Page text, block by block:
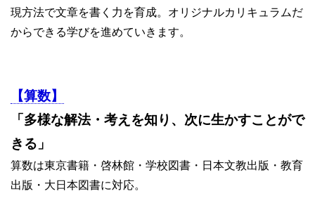
現方法で文章を書く力を育成。オリジナルカリキュラムだ
からできる学びを進めていきます。
【算数】
「多様な解法・考えを知り、次に生かすことがで
きる」
算数は東京書籍・啓林館・学校図書・日本文教出版・教育
出版・大日本図書に対応。